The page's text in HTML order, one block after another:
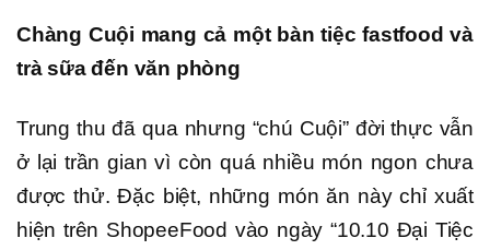
Chàng Cuội mang cả một bàn tiệc fastfood và
trà sữa đến văn phòng
Trung thu đã qua nhưng “chú Cuội” đời thực vẫn
ở lại trần gian vì còn quá nhiều món ngon chưa
được thử. Đặc biệt, những món ăn này chỉ xuất
hiện trên ShopeeFood vào ngày “10.10 Đại Tiệc